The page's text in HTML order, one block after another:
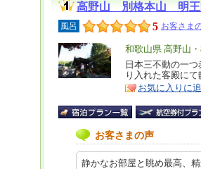
高野山 別格本山 明王
風呂 5 お客さま
エ
リ
ア
和歌山県 高野山
特
徴
日本三不動の一
り入れた客殿に
お気に入りに
お客さまの声
静かなお部屋と眺め最高、